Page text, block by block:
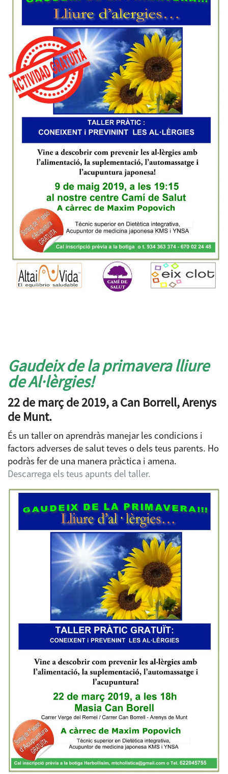
Gaudeix de la primavera lliure
de Al·lèrgies!
22 de març de 2019, a Can Borrell, Arenys
de Munt.
És un taller on aprendràs manejar les condicions i
factors adverses de salut teves o dels teus parents. Ho
podràs fer de una manera pràctica i amena.
Descarrega els teus apunts del taller.